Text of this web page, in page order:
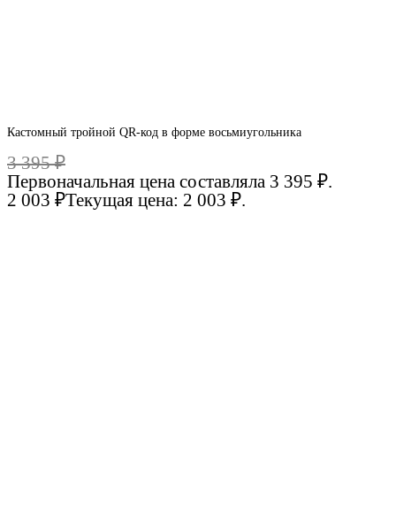
Кастомный тройной QR-код в форме восьмиугольника
3 395₽
Первоначальная цена составляла 3 395 ₽.
2 003 ₽Текущая цена: 2 003 ₽.